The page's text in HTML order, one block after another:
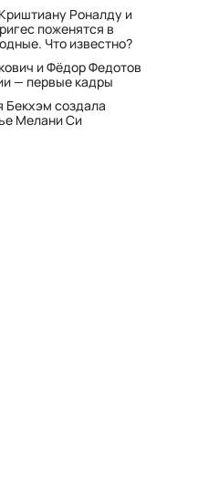
Роналду и
поженятся в
Что известно?
и Фёдор Федотов
— первые кадры
Бекхэм создала
Мелани Си